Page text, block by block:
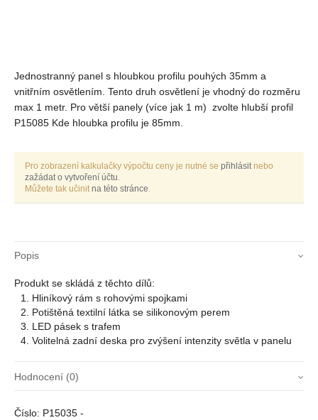
Jednostranný panel s hloubkou profilu pouhých 35mm a
vnitřním osvětlením. Tento druh osvětlení je vhodný do rozměru
max 1 metr. Pro větší panely (více jak 1 m) zvolte hlubší profil
P15085 Kde hloubka profilu je 85mm.
Pro zobrazení kalkulačky výpočtu ceny je nutné se přihlásitnebo
zažádat o vytvoření účtu.
Můžete tak učinitna této stránce.
Popis
Produkt se skládá z těchto dílů:
Hliníkový rám s rohovými spojkami
Potištěná textilní látka se silikonovým perem
LED pásek s trafem
Volitelná zadní deska pro zvýšení intenzity světla v panelu
Hodnocení (0)
Číslo: P15035 -